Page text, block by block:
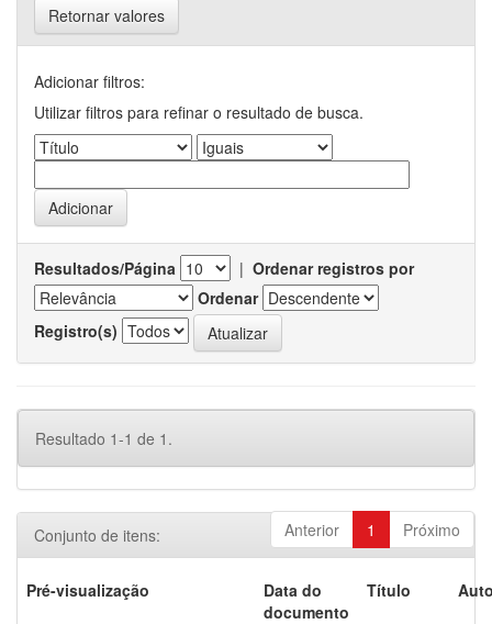
Retornar valores
Adicionar filtros:
Utilizar filtros para refinar o resultado de busca.
Resultados/Página | Ordenar registros por
Ordenar
Registro(s)
Resultado 1-1 de 1.
Anterior 1 Próximo
Conjunto de itens:
Pré-visualização
Data do
documento
Título